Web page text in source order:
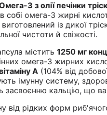
3 з олії печінки
собі омега-3 жирні
із дикої
чистоти й свіжості.
містить1250 мг
омега-3 жирних
A (104% від
імунну систему,
засвоєнню кальцію, що
від рідких форм